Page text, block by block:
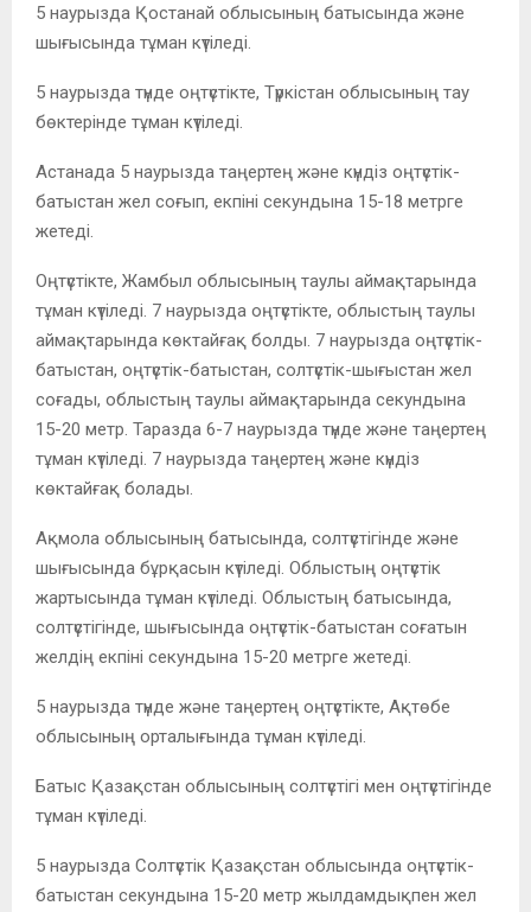
5 наурызда Қостанай облысының батысында және
шығысында тұман күтіледі.
5 наурызда түнде оңтүстікте, Түркістан облысының тау
бөктерінде тұман күтіледі.
Астанада 5 наурызда таңертең және күндіз оңтүстік-
батыстан жел соғып, екпіні секундына 15-18 метрге
жетеді.
Оңтүстікте, Жамбыл облысының таулы аймақтарында
тұман күтіледі. 7 наурызда оңтүстікте, облыстың таулы
аймақтарында көктайғақ болды. 7 наурызда оңтүстік-
батыстан, оңтүстік-батыстан, солтүстік-шығыстан жел
соғады, облыстың таулы аймақтарында секундына
15-20 метр. Таразда 6-7 наурызда түнде және таңертең
тұман күтіледі. 7 наурызда таңертең және күндіз
көктайғақ болады.
Ақмола облысының батысында, солтүстігінде және
шығысында бұрқасын күтіледі. Облыстың оңтүстік
жартысында тұман күтіледі. Облыстың батысында,
солтүстігінде, шығысында оңтүстік-батыстан соғатын
желдің екпіні секундына 15-20 метрге жетеді.
5 наурызда түнде және таңертең оңтүстікте, Ақтөбе
облысының орталығында тұман күтіледі.
Батыс Қазақстан облысының солтүстігі мен оңтүстігінде
тұман күтіледі.
5 наурызда Солтүстік Қазақстан облысында оңтүстік-
батыстан секундына 15-20 метр жылдамдықпен жел